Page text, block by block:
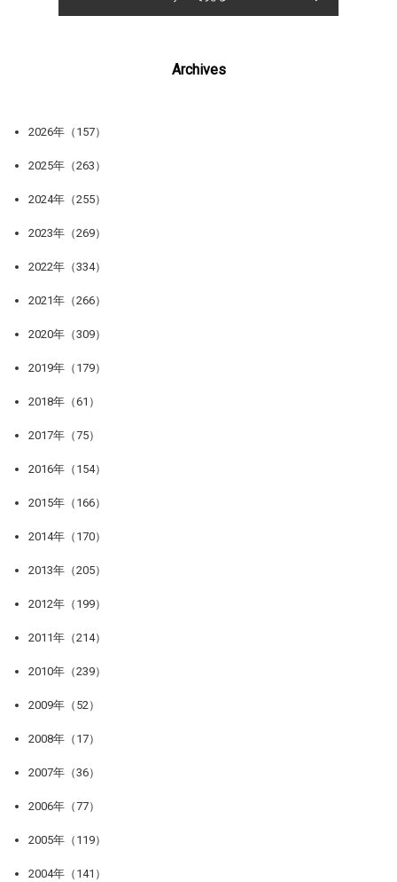
Archives
2026年（157）
2025年（263）
2024年（255）
2023年（269）
2022年（334）
2021年（266）
2020年（309）
2019年（179）
2018年（61）
2017年（75）
2016年（154）
2015年（166）
2014年（170）
2013年（205）
2012年（199）
2011年（214）
2010年（239）
2009年（52）
2008年（17）
2007年（36）
2006年（77）
2005年（119）
2004年（141）